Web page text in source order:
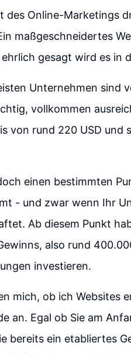
des Online-Marketings
maßgeschneidertes
gesagt wird es in
Unternehmen sind
vollkommen
von rund 220 USD
einen bestimmten
- und zwar wenn Ihr
Ab diesem Punkt
also rund
investieren.
mich, ob ich Websites
an. Egal ob Sie am
bereits ein etabliertes